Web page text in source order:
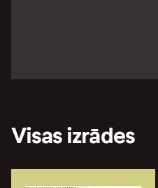
Visas izrādes